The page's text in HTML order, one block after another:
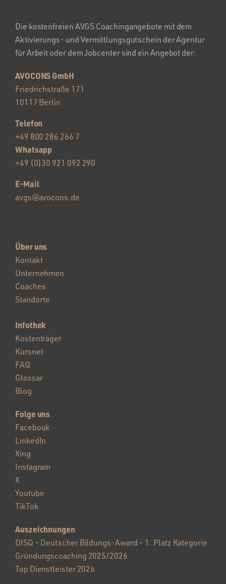
Die kostenfreien AVGS Coachingangebote mit dem
Aktivierungs- und Vermittlungsgutschein der Agentur
für Arbeit oder dem Jobcenter sind ein Angebot der:
AVOCONS GmbH
Friedrichstraße 171
10117 Berlin
Telefon
+49 800 286 266 7
Whatsapp
+49 (0)30 921 092 290
E-Mail
avgs@avocons.de
Über uns
Kontakt
Unternehmen
Coaches
Standorte
Infothek
Kostenträger
Kursnet
FAQ
Glossar
Blog
Folge uns
Facebook
LinkedIn
Xing
Instagram
X
Youtube
TikTok
Auszeichnungen
DISQ – Deutscher Bildungs-Award – 1. Platz Kategorie
Gründungscoaching 2025/2026
Top Dienstleister 2026